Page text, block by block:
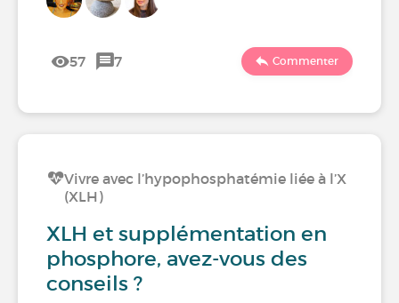
57 7 Commenter
Vivre avec l’hypophosphatémie liée à l’X
(XLH)
XLH et supplémentation en
phosphore, avez-vous des
conseils ?